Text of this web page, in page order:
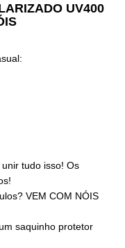
UV400
tudo isso! Os
VEM COM NÓIS
saquinho protetor